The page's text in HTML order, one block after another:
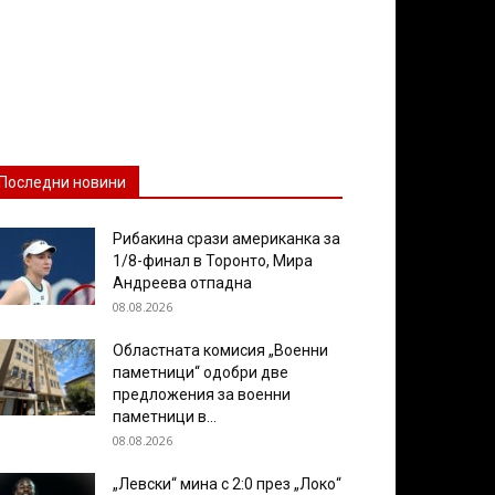
новини
Рибакина срази американка за
1/8-финал в Торонто, Мира
Андреева отпадна
08.08.2026
Областната комисия „Военни
паметници“ одобри две
предложения за военни
паметници в...
08.08.2026
„Левски“ мина с 2:0 през „Локо“